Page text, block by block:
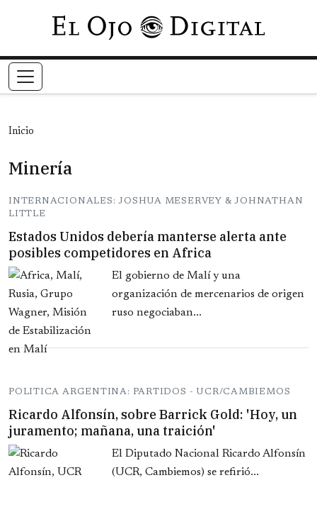
Pasar al contenido principal
Inicio
Minería
INTERNACIONALES: JOSHUA MESERVEY & JOHNATHAN
LITTLE
Estados Unidos debería manterse alerta ante
posibles competidores en Africa
El gobierno de Malí y una
organización de mercenarios de origen
ruso negociaban...
POLITICA ARGENTINA: PARTIDOS - UCR/CAMBIEMOS
Ricardo Alfonsín, sobre Barrick Gold: 'Hoy, un
juramento; mañana, una traición'
El Diputado Nacional Ricardo Alfonsín
(UCR, Cambiemos) se refirió...